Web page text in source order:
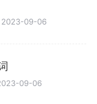
2023-09-06
09-06